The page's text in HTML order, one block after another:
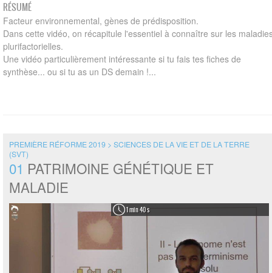
RÉSUMÉ
Facteur environnemental, gènes de prédisposition.
Dans cette vidéo, on récapitule l'essentiel à connaître sur les
plurifactorielles.
Une vidéo particulièrement intéressante si tu fais tes fiches de
synthèse... ou si tu as un DS demain !...
PREMIÈRE RÉFORME 2019 > SCIENCES DE LA VIE ET DE LA TERRE
(SVT)
01 PATRIMOINE GÉNÉTIQUE ET
MALADIE
1 min 40 s